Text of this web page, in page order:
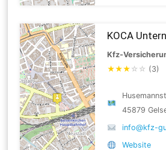
KOCA
Kfz-
★★★ ☆ ☆ (3)
45879
info@kfz-
Website